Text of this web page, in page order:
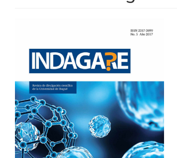
DEL
ARTÍCULO